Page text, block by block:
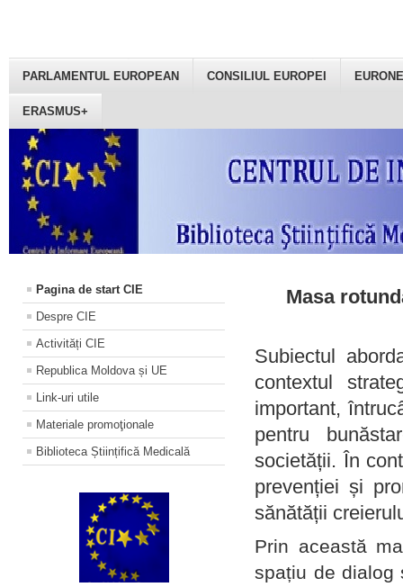
PARLAMENTUL EUROPEAN CONSILIUL EUROPEI
ERASMUS+
Pagina de start CIE
Despre CIE
Activități CIE
Republica Moldova și UE
Link-uri utile
Materiale promoţionale
Biblioteca Științifică Medicală
Masa
Subiectul
contextul
important,
pentru
societății. În
prevenției și
sănătății
Prin această
spațiu de dialog